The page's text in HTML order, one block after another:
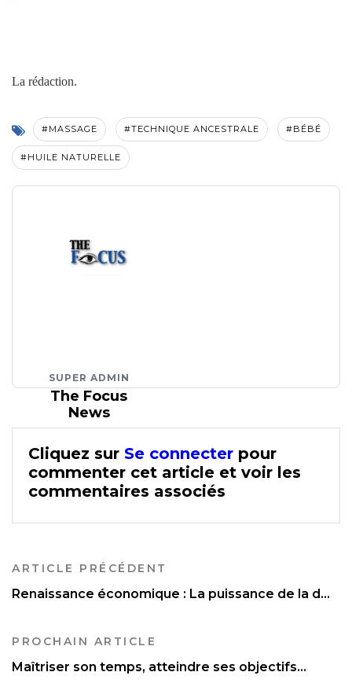
La rédaction.
#MASSAGE #TECHNIQUE ANCESTRALE #BÉBÉ
#HUILE NATURELLE
SUPER ADMIN
The Focus
News
Cliquez sur Se connecter pour
commenter cet article et voir les
commentaires associés
ARTICLE PRÉCÉDENT
Renaissance économique : La puissance de la d...
PROCHAIN ARTICLE
Maîtriser son temps, atteindre ses objectifs...